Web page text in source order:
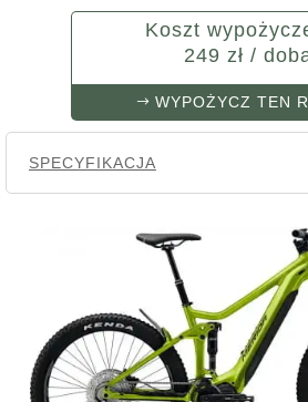
Koszt
249 zł /
WYPOŻYCZ TEN
SPECYFIKACJA